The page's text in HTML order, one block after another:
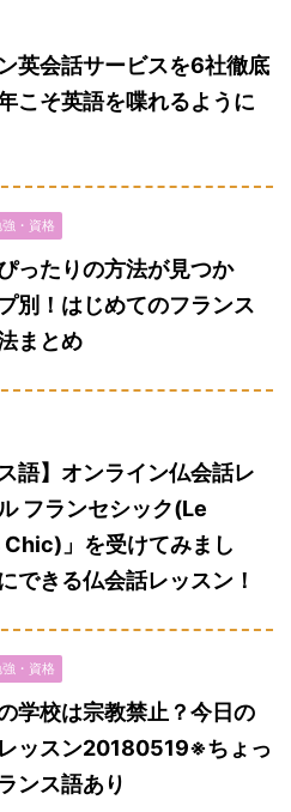
英会話サービスを6社徹底
こそ英語を喋れるように
・資格
ったりの方法が見つか
別！はじめてのフランス
まとめ
語】オンライン仏会話レ
フランセシック(Le
」を受けてみまし
できる仏会話レッスン！
・資格
学校は宗教禁止？今日の
ッスン20180519※ちょっ
ンス語あり